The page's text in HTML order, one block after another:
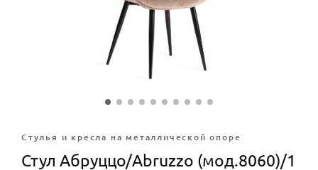
Стулья и кресла на металлической опоре
Стул Абруццо/Abruzzo (мод.8060)/1